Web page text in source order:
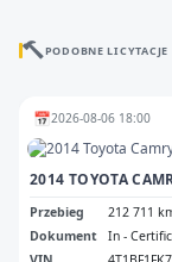
PODOBNE LICYTACJE
📅2026-08-06 18:00
2014 TOYOTA
Przebieg
212 711
Dokument
In -